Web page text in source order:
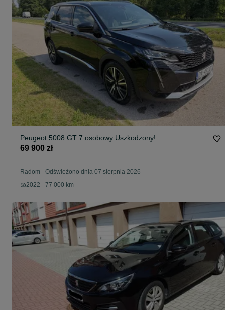
Peugeot 5008 GT 7 osobowy Uszkodzony!
69 900 zł
Radom - Odświeżono dnia 07 sierpnia 2026
2022 - 77 000 km